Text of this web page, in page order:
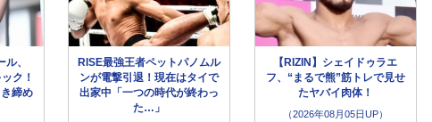
、
ク！
締め
RISE最強王者ペットパノムル
ンが電撃引退！現在はタイで
出家中「一つの時代が終わっ
た…」
【RIZIN】シェイドゥラエ
フ、“まるで熊”筋トレで見せ
たヤバイ肉体！
（2026年08月05日UP）